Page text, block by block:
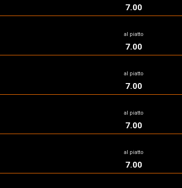
7.00
al piatto
7.00
al piatto
7.00
al piatto
7.00
al piatto
7.00